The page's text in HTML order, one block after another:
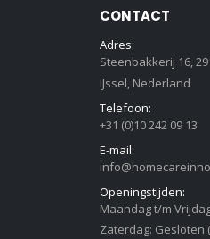
CONTACT
Adres:
Steenbakkerij 16,
IJssel, Nederland
Telefoon:
+31 (0)10 242 09 13
E-mail:
Openingstijden:
Maandag t/m
Zaterdag: Gesloten